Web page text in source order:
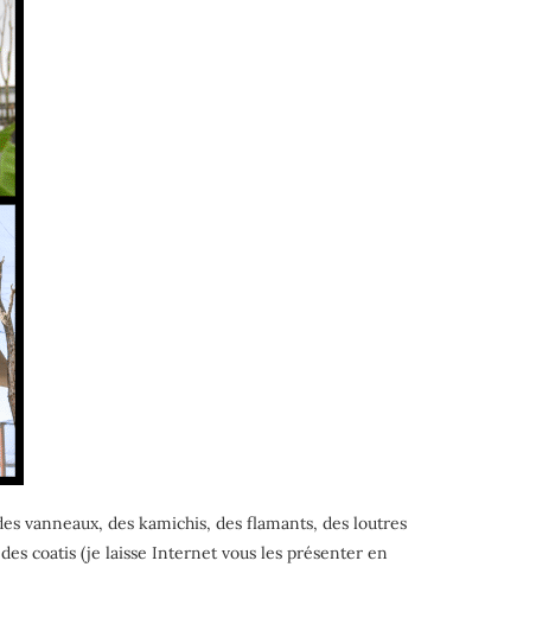
vanneaux, des kamichis, des flamants, des loutres
coatis (je laisse Internet vous les présenter en